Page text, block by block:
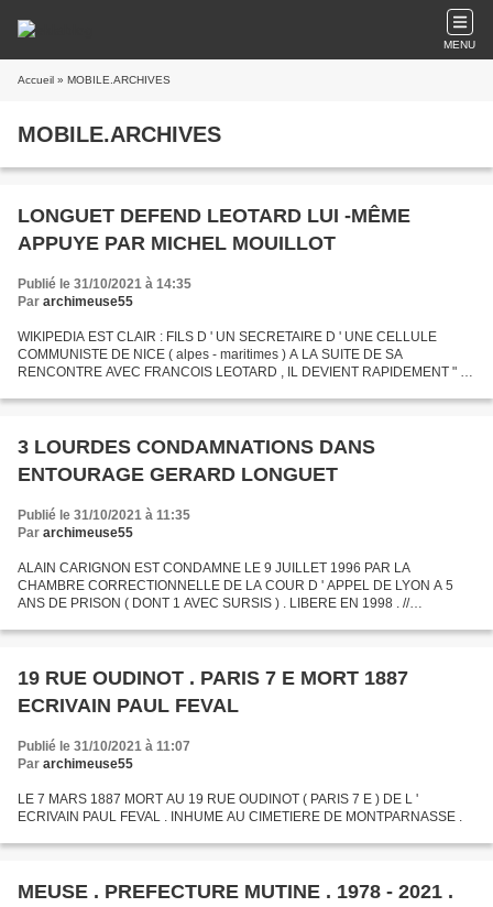
MENU
Accueil » MOBILE.ARCHIVES
MOBILE.ARCHIVES
LONGUET DEFEND LEOTARD LUI -MÊME
APPUYE PAR MICHEL MOUILLOT
Publié le 31/10/2021 à 14:35
Par archimeuse55
WIKIPEDIA EST CLAIR : FILS D ' UN SECRETAIRE D ' UNE CELLULE
COMMUNISTE DE NICE ( alpes - maritimes ) A LA SUITE DE SA
RENCONTRE AVEC FRANCOIS LEOTARD , IL DEVIENT RAPIDEMENT " L '
. ; ...................
3 LOURDES CONDAMNATIONS DANS
ENTOURAGE GERARD LONGUET
Publié le 31/10/2021 à 11:35
Par archimeuse55
ALAIN CARIGNON EST CONDAMNE LE 9 JUILLET 1996 PAR LA
CHAMBRE CORRECTIONNELLE DE LA COUR D ' APPEL DE LYON A 5
ANS DE PRISON ( DONT 1 AVEC SURSIS ) . LIBERE EN 1998 . //
-...
19 RUE OUDINOT . PARIS 7 E MORT 1887
ECRIVAIN PAUL FEVAL
Publié le 31/10/2021 à 11:07
Par archimeuse55
LE 7 MARS 1887 MORT AU 19 RUE OUDINOT ( PARIS 7 E ) DE L '
ECRIVAIN PAUL FEVAL . INHUME AU CIMETIERE DE MONTPARNASSE .
MEUSE . PREFECTURE MUTINE . 1978 - 2021 .